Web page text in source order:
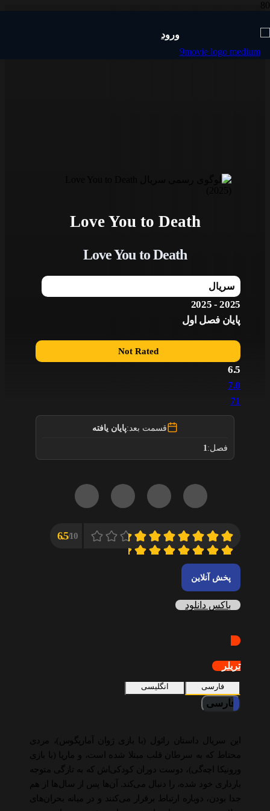
ورود
Love You to Death
Love You to Death
سریال
2025 - 2025
پایان فصل اول
Not Rated
6.5
7.0
71
قسمت بعد:پایان یافته
فصل: 1
10/
6.5
پخش آنلاین
باکس دانلود
تریلر
فارسی انگلیسی
فارسی
این سریال داستان رائول (با بازی ژوان آماریگوس)، مردی
محتاط که به سرطان قلب مبتلا شده است، و ماریا (با بازی
ورونیکا اچه‌گی)، دوست دوران کودکی‌اش که به تازگی متوجه
بارداری خود شده، را دنبال می‌کند. آن‌ها پس از سال‌ها از هم
جدا بودن، دوباره ارتباط برقرار می‌کنند و در میانه بحران‌های